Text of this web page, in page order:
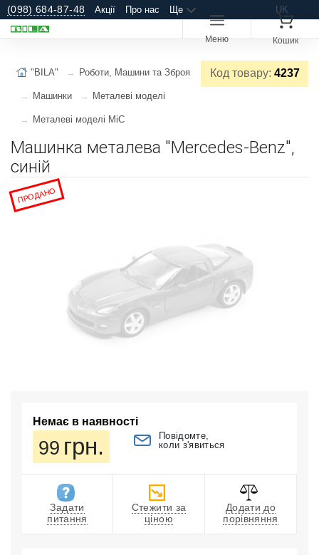
(098) 684-87-48 Акції Про нас Ще UK
Меню Кошик
Код товару: 4237
"BILA" Роботи, Машини та Зброя
Машинки Металеві моделі
Металеві моделі MiC
Машинка металева "Mercedes-Benz",
синій
ПРОДАНО
Немає в наявності
99 грн.
Повідомте,
коли з'явиться
Задати
питання
Стежити за
ціною
Додати до
порівняння